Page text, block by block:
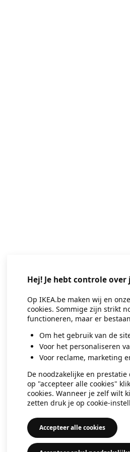
Hej! Je hebt controle over
Op IKEA.be maken wij en
cookies. Sommige zijn strikt
functioneren, maar er
Om het gebruik van de
Voor het personaliseren
Voor reclame, marketing
De noodzakelijke en
op "accepteer alle cookies"
cookies. Wanneer je zelf wilt
zetten druk je op cookie-
Accepteer alle cookies